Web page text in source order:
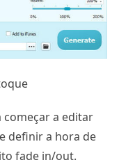
começar a editar
definir a hora de
fade in/out.